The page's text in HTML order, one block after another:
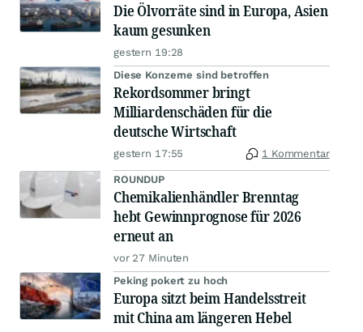
Die Ölvorräte sind in Europa, Asien
kaum gesunken
gestern 19:28
Diese Konzerne sind betroffen
Rekordsommer bringt
Milliardenschäden für die
deutsche Wirtschaft
gestern 17:55 1 Kommentar
ROUNDUP
Chemikalienhändler Brenntag
hebt Gewinnprognose für 2026
erneut an
vor 27 Minuten
Peking pokert zu hoch
Europa sitzt beim Handelsstreit
mit China am längeren Hebel